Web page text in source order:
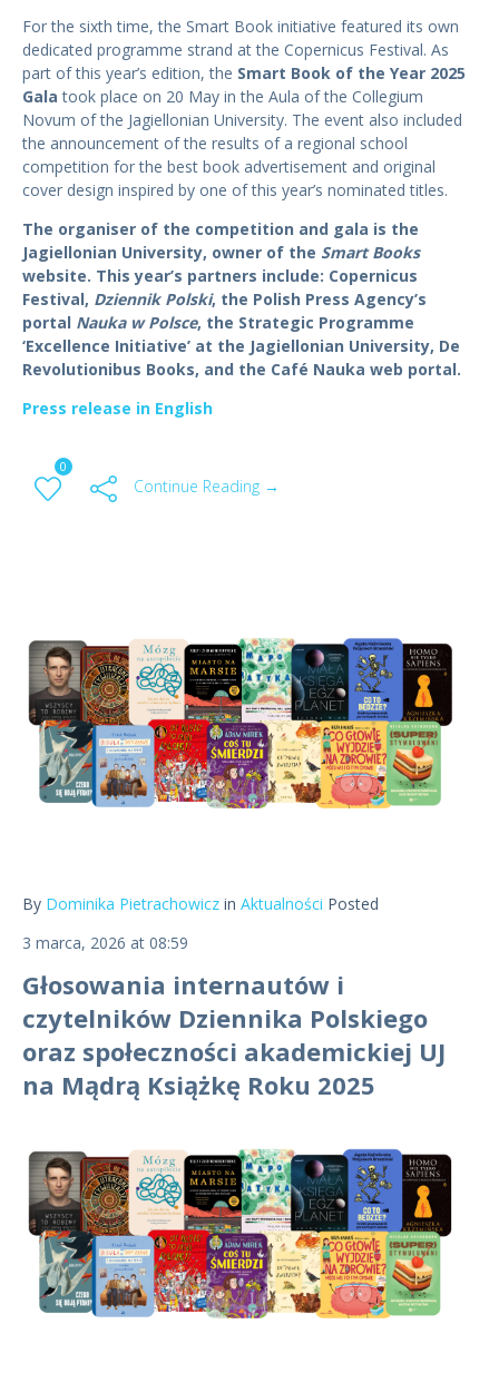
For the sixth time, the Smart Book initiative featured its own
dedicated programme strand at the Copernicus Festival. As
part of this year’s edition, the Smart Book of the Year 2025
Gala took place on 20 May in the Aula of the Collegium
Novum of the Jagiellonian University. The event also included
the announcement of the results of a regional school
competition for the best book advertisement and original
cover design inspired by one of this year’s nominated titles.
The organiser of the competition and gala is the
Jagiellonian University, owner of the Smart Books
website. This year’s partners include: Copernicus
Festival, Dziennik Polski, the Polish Press Agency’s
portal Nauka w Polsce, the Strategic Programme
‘Excellence Initiative’ at the Jagiellonian University, De
Revolutionibus Books, and the Café Nauka web portal.
Press release in English
0
Continue Reading →
By Dominika Pietrachowicz in Aktualności Posted
3 marca, 2026 at 08:59
Głosowania internautów i
czytelników Dziennika Polskiego
oraz społeczności akademickiej UJ
na Mądrą Książkę Roku 2025